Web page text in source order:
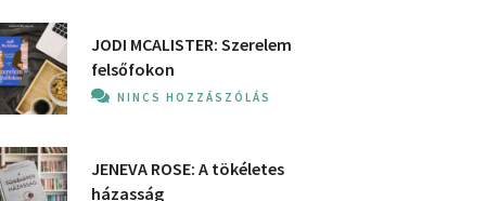
JODI MCALISTER: Szerelem
felsőfokon
NINCS HOZZÁSZÓLÁS
JENEVA ROSE: A ​tökéletes
házasság